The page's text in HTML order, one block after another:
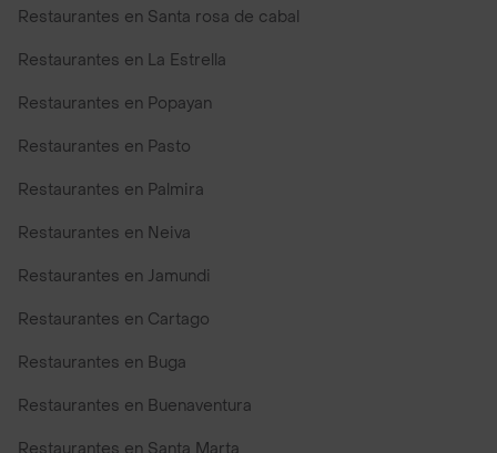
Restaurantes en Santa rosa de cabal
Restaurantes en La Estrella
Restaurantes en Popayan
Restaurantes en Pasto
Restaurantes en Palmira
Restaurantes en Neiva
Restaurantes en Jamundi
Restaurantes en Cartago
Restaurantes en Buga
Restaurantes en Buenaventura